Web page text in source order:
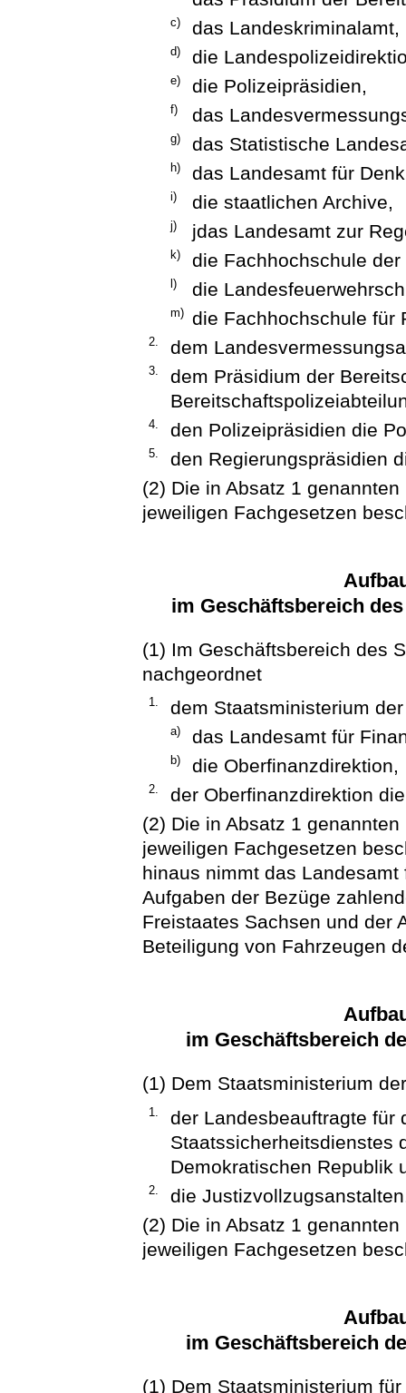
c) das Landeskriminalamt,
d) die
e) die Polizeipräsidien,
f) das
g) das Statistische
h) das Landesamt für
i) die staatlichen Archive,
j) jdas Landesamt zur
k) die Fachhochschule
l) die
m) die Fachhochschule für
2. dem
3.
dem Präsidium der
4. den Polizeipräsidien die
5.
den Regierungspräsidien
(2) Die in Absatz 1
jeweiligen Fachgesetzen
im Geschäftsbereich
(1) Im Geschäftsbereich des
nachgeordnet
1. dem Staatsministerium
a) das Landesamt für
b) die Oberfinanzdirektion,
2.
der Oberfinanzdirektion
(2) Die in Absatz 1
jeweiligen Fachgesetzen
hinaus nimmt das
Aufgaben der Bezüge
Freistaates Sachsen und der
Beteiligung von Fahrzeugen
im Geschäftsbereich
(1) Dem Staatsministerium
1.
der Landesbeauftragte für
Staatssicherheitsdienstes
Demokratischen Republik
2.
die
(2) Die in Absatz 1
jeweiligen Fachgesetzen
im Geschäftsbereich
(1) Dem Staatsministerium